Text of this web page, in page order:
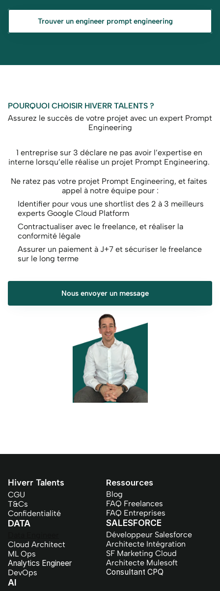
Trouver un engineer prompt engineering
POURQUOI CHOISIR HIVERR TALENTS ?
Assurez le succès de votre projet avec un expert Prompt
Engineering
1 entreprise sur 3 déclare ne pas avoir l’expertise en
interne lorsqu’elle réalise un projet Prompt Engineering.
Ne ratez pas votre projet Prompt Engineering, et faites
appel à notre équipe pour :
Identifier pour vous une shortlist des 2 à 3 meilleurs
experts Google Cloud Platform
Contractualiser avec le freelance, et réaliser la
conformité légale
Assurer un paiement à J+7 et sécuriser le freelance
sur le long terme
Nous envoyer un message
Hiverr Talents
CGU
T&Cs
Confidentialité
Ressources
Blog
FAQ Freelances
FAQ Entreprises
DATA
Cloud Architect
ML Ops
Analytics Engineer
DevOps
SALESFORCE
Développeur Salesforce
Architecte Intégration
SF Marketing Cloud
Architecte Mulesoft
Consultant CPQ
AI